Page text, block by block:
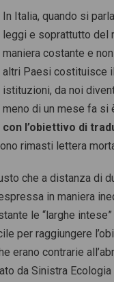
In Italia, quando si
leggi e soprattutto del
maniera costante e
altri Paesi costituisce
istituzioni, da noi
meno di un mese fa si
con l’obiettivo di
rimasti lettera
che a distanza di
in maniera
le “larghe
per raggiungere
erano contrarie
da Sinistra